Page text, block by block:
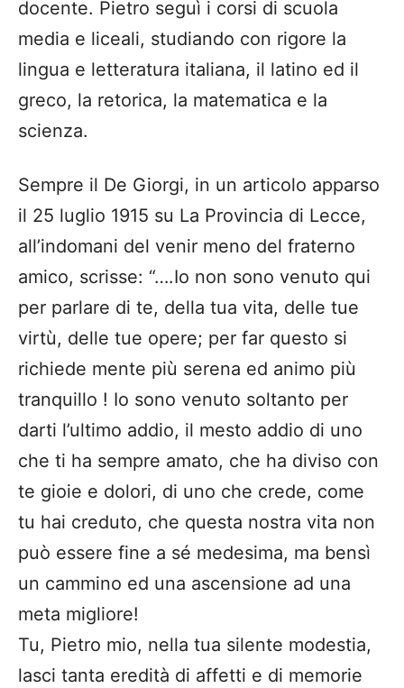
docente. Pietro seguì i corsi di scuola
media e liceali, studiando con rigore la
lingua e letteratura italiana, il latino ed il
greco, la retorica, la matematica e la
scienza.
Sempre il De Giorgi, in un articolo apparso
il 25 luglio 1915 su La Provincia di Lecce,
all’indomani del venir meno del fraterno
amico, scrisse: “….Io non sono venuto qui
per parlare di te, della tua vita, delle tue
virtù, delle tue opere; per far questo si
richiede mente più serena ed animo più
tranquillo ! Io sono venuto soltanto per
darti l’ultimo addio, il mesto addio di uno
che ti ha sempre amato, che ha diviso con
te gioie e dolori, di uno che crede, come
tu hai creduto, che questa nostra vita non
può essere fine a sé medesima, ma bensì
un cammino ed una ascensione ad una
meta migliore!
Tu, Pietro mio, nella tua silente modestia,
lasci tanta eredità di affetti e di memorie